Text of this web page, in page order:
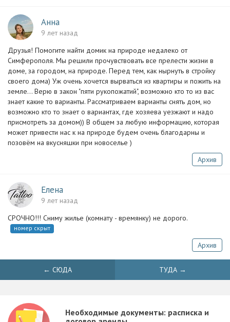
Анна
9 лет назад
Друзья! Помогите найти домик на природе недалеко от
Симферополя. Мы решили прочувствовать все прелести жизни в
доме, за городом, на природе. Перед тем, как нырнуть в стройку
своего дома) Уж очень хочется вырваться из квартиры и пожить на
земле... Верю в закон "пяти рукопожатий", возможно кто то из вас
знает какие то варианты. Рассматриваем варианты снять дом, но
возможно кто то знает о вариантах, где хозяева уезжают и надо
присмотреть за домом)) В общем за любую информацию, которая
может привести нас к на природе будем очень благодарны и
позовём на вкусняшки при новоселье )
Архив
Елена
9 лет назад
СРОЧНО!!! Сниму жилье (комнату - времянку) не дорого.
номер скрыт
Архив
← СЮДА ТУДА →
Необходимые документы: расписка и